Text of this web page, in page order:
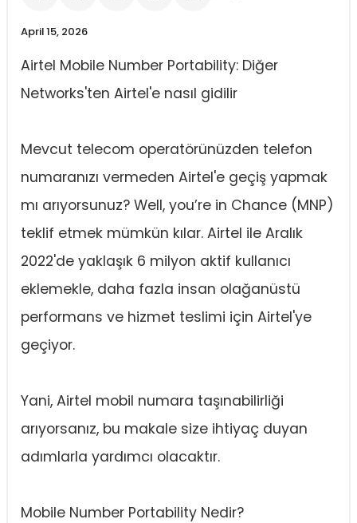
April 15, 2026
Airtel Mobile Number Portability: Diğer
Networks'ten Airtel'e nasıl gidilir
Mevcut telecom operatörünüzden telefon
numaranızı vermeden Airtel'e geçiş yapmak
mı arıyorsunuz? Well, you’re in Chance (MNP)
teklif etmek mümkün kılar. Airtel ile Aralık
2022'de yaklaşık 6 milyon aktif kullanıcı
eklemekle, daha fazla insan olağanüstü
performans ve hizmet teslimi için Airtel'ye
geçiyor.
Yani, Airtel mobil numara taşınabilirliği
arıyorsanız, bu makale size ihtiyaç duyan
adımlarla yardımcı olacaktır.
Mobile Number Portability Nedir?